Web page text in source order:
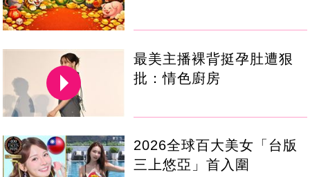
最美主播裸背挺孕肚遭狠
批：情色廚房
2026全球百大美女「台版
三上悠亞」首入圍